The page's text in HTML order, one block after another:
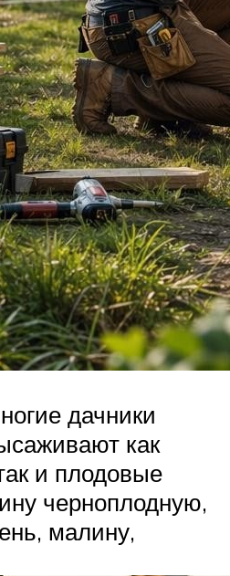
дачники
как
и плодовые
черноплодную,
малину,